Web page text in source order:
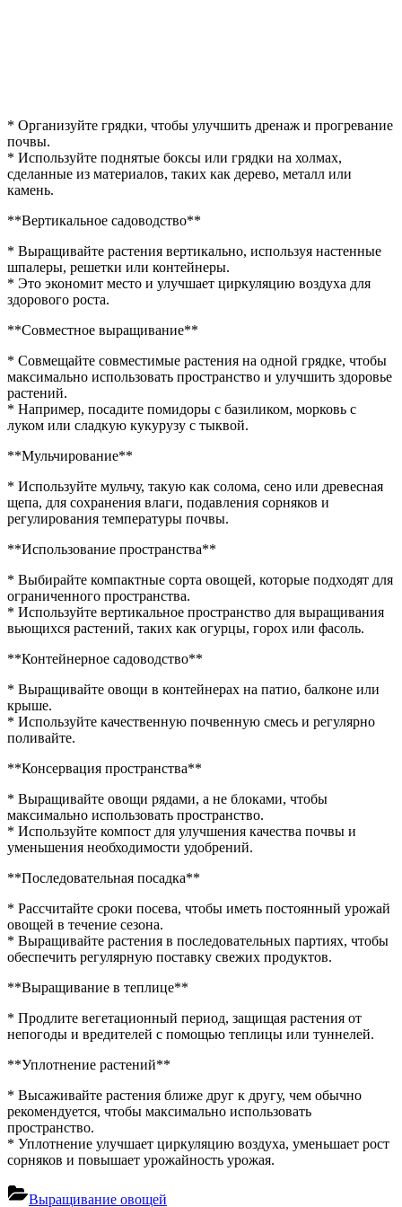
* Организуйте грядки, чтобы улучшить дренаж и прогревание
почвы.
* Используйте поднятые боксы или грядки на холмах,
сделанные из материалов, таких как дерево, металл или
камень.
**Вертикальное садоводство**
* Выращивайте растения вертикально, используя настенные
шпалеры, решетки или контейнеры.
* Это экономит место и улучшает циркуляцию воздуха для
здорового роста.
**Совместное выращивание**
* Совмещайте совместимые растения на одной грядке, чтобы
максимально использовать пространство и улучшить здоровье
растений.
* Например, посадите помидоры с базиликом, морковь с
луком или сладкую кукурузу с тыквой.
**Мульчирование**
* Используйте мульчу, такую как солома, сено или древесная
щепа, для сохранения влаги, подавления сорняков и
регулирования температуры почвы.
**Использование пространства**
* Выбирайте компактные сорта овощей, которые подходят для
ограниченного пространства.
* Используйте вертикальное пространство для выращивания
вьющихся растений, таких как огурцы, горох или фасоль.
**Контейнерное садоводство**
* Выращивайте овощи в контейнерах на патио, балконе или
крыше.
* Используйте качественную почвенную смесь и регулярно
поливайте.
**Консервация пространства**
* Выращивайте овощи рядами, а не блоками, чтобы
максимально использовать пространство.
* Используйте компост для улучшения качества почвы и
уменьшения необходимости удобрений.
**Последовательная посадка**
* Рассчитайте сроки посева, чтобы иметь постоянный урожай
овощей в течение сезона.
* Выращивайте растения в последовательных партиях, чтобы
обеспечить регулярную поставку свежих продуктов.
**Выращивание в теплице**
* Продлите вегетационный период, защищая растения от
непогоды и вредителей с помощью теплицы или туннелей.
**Уплотнение растений**
* Высаживайте растения ближе друг к другу, чем обычно
рекомендуется, чтобы максимально использовать
пространство.
* Уплотнение улучшает циркуляцию воздуха, уменьшает рост
сорняков и повышает урожайность урожая.
Выращивание овощей